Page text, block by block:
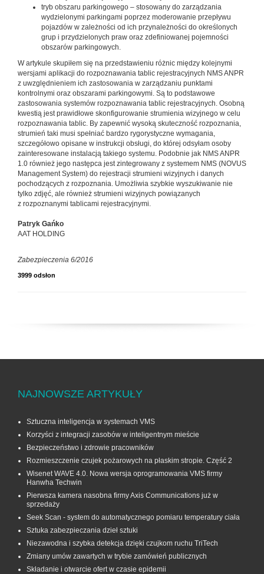
tryb obszaru parkingowego – stosowany do zarządzania
wydzielonymi parkingami poprzez moderowanie przepływu
pojazdów w zależności od ich przynależności do określonych
grup i przydzielonych praw oraz zdefiniowanej pojemności
obszarów parkingowych.
W artykule skupiłem się na przedstawieniu różnic między kolejnymi
wersjami aplikacji do rozpoznawania tablic rejestracyjnych NMS ANPR
z uwzględnieniem ich zastosowania w zarządzaniu punktami
kontrolnymi oraz obszarami parkingowymi. Są to podstawowe
zastosowania systemów rozpoznawania tablic rejestracyjnych. Osobną
kwestią jest prawidłowe skonfigurowanie strumienia wizyjnego w celu
rozpoznawania tablic. By zapewnić wysoką skuteczność rozpoznania,
strumień taki musi spełniać bardzo rygorystyczne wymagania,
szczegółowo opisane w instrukcji obsługi, do której odsyłam osoby
zainteresowane instalacją takiego systemu. Podobnie jak NMS ANPR
1.0 również jego następca jest zintegrowany z systemem NMS (NOVUS
Management System) do rejestracji strumieni wizyjnych i danych
pochodzących z rozpoznania. Umożliwia szybkie wyszukiwanie nie
tylko zdjęć, ale również strumieni wizyjnych powiązanych
z rozpoznanymi tablicami rejestracyjnymi.
Patryk Gańko
AAT HOLDING
Zabezpieczenia 6/2016
3999 odsłon
NAJNOWSZE ARTYKUŁY
Sztuczna inteligencja w systemach VMS
Korzyści z integracji zasobów w inteligentnym mieście
Bezpieczeństwo i zdrowie pracowników
Rozmieszczenie czujek pożarowych na płaskim stropie. Część 2
Wisenet WAVE 4.0. Nowa wersja oprogramowania VMS firmy
Hanwha Techwin
Pierwsza kamera nasobna firmy Axis Communications już w
sprzedaży
Seek Scan - system do automatycznego pomiaru temperatury ciała
Sztuka zabezpieczania dzieł sztuki
Niezawodna i szybka detekcja dzięki czujkom ruchu TriTech
Zmiany umów zawartych w trybie zamówień publicznych
Składanie i otwarcie ofert w czasie epidemii